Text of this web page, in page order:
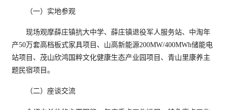
（一）实地参观
现场观摩薛庄镇抗大中学、薛庄镇退役军人服务站、中淘年
产50万套高档板式家具项目、山高新能源200MW/400MWh储能电
站项目、茂山欣鸿国粹文化健康生态产业园项目、青山里康养主
题民宿项目。
（二）座谈交流